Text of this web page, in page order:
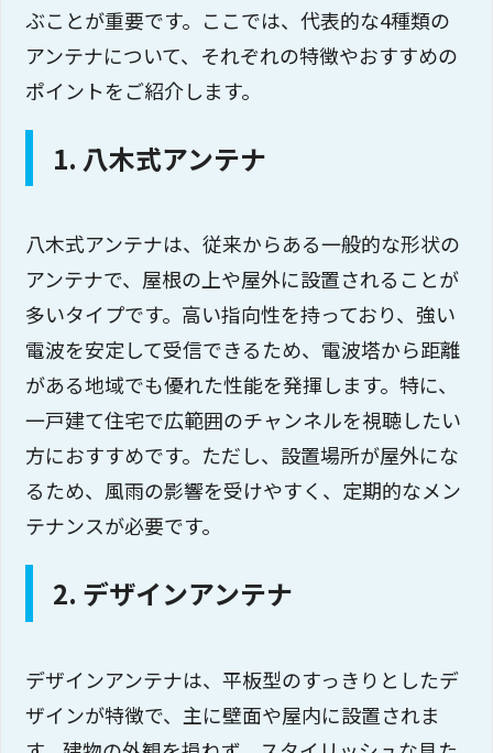
ぶことが重要です。ここでは、代表的な4種類の
アンテナについて、それぞれの特徴やおすすめの
ポイントをご紹介します。
1. 八木式アンテナ
八木式アンテナは、従来からある一般的な形状の
アンテナで、屋根の上や屋外に設置されることが
多いタイプです。高い指向性を持っており、強い
電波を安定して受信できるため、電波塔から距離
がある地域でも優れた性能を発揮します。特に、
一戸建て住宅で広範囲のチャンネルを視聴したい
方におすすめです。ただし、設置場所が屋外にな
るため、風雨の影響を受けやすく、定期的なメン
テナンスが必要です。
2. デザインアンテナ
デザインアンテナは、平板型のすっきりとしたデ
ザインが特徴で、主に壁面や屋内に設置されま